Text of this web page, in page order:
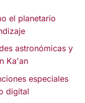
el planetario
astronómicas y
Ka'an
especiales
digital